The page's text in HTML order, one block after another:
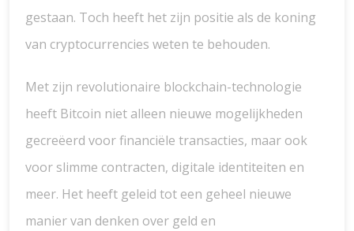
gestaan. Toch heeft het zijn positie als de koning
van cryptocurrencies weten te behouden.
Met zijn revolutionaire blockchain-technologie
heeft Bitcoin niet alleen nieuwe mogelijkheden
gecreëerd voor financiële transacties, maar ook
voor slimme contracten, digitale identiteiten en
meer. Het heeft geleid tot een geheel nieuwe
manier van denken over geld en